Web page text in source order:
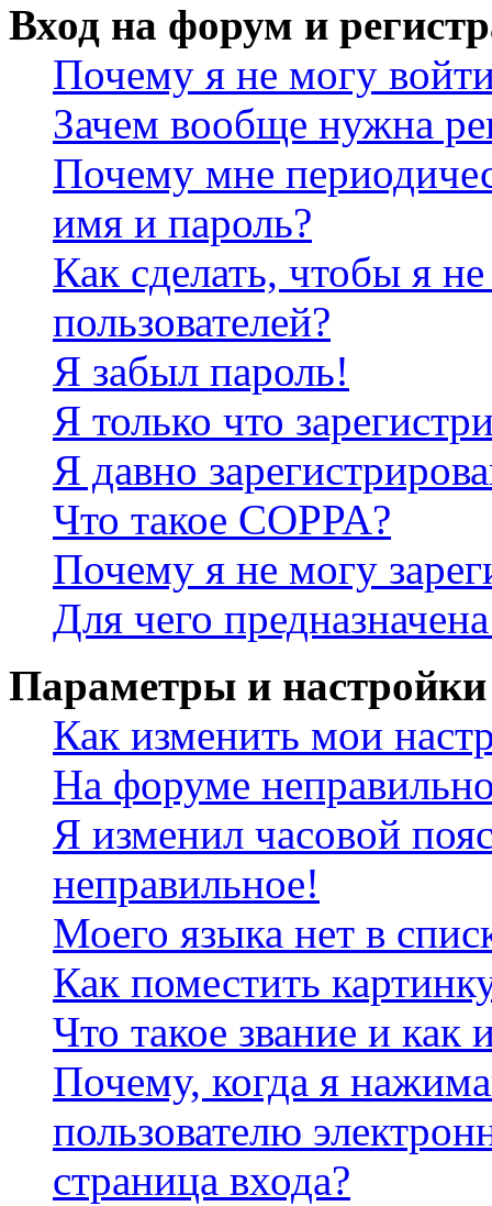
Вход на форум и
Почему я не могу
Зачем вообще нужна
Почему мне
имя и пароль?
Как сделать, чтобы я
пользователей?
Я забыл пароль!
Я только что
Я давно
Что такое COPPA?
Почему я не могу
Для чего
Параметры и настройки
Как изменить мои
На форуме
Я изменил часовой
неправильное!
Моего языка нет в
Как поместить
Что такое звание и как
Почему, когда я
пользователю
страница входа?